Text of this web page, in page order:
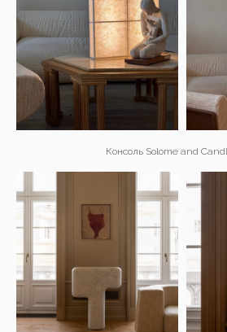
Консоль Solome and